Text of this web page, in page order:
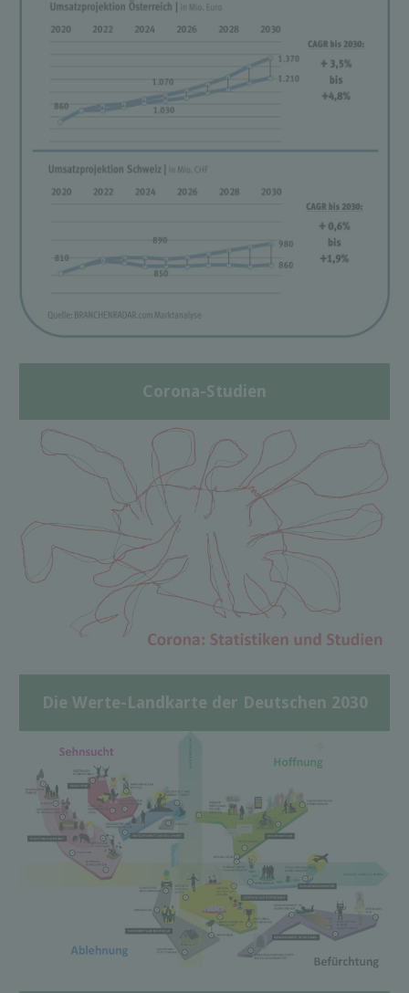
Corona-Studien
Die Werte-Landkarte der Deutschen 2030